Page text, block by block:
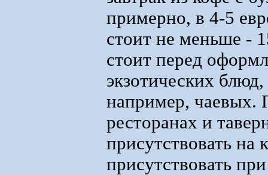
примерно, в 4-5
стоит не меньше -
стоит перед
экзотических
например, чаевых.
ресторанах и
присутствовать на
присутствовать